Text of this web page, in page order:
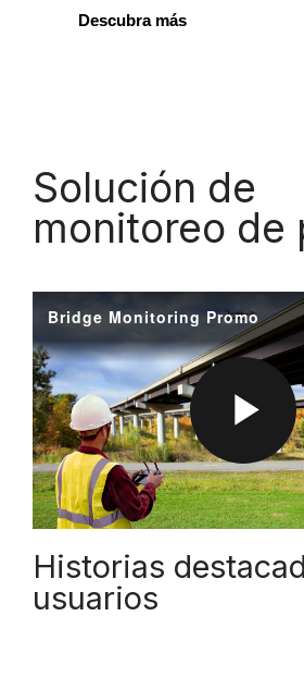
Descubra más
Solución de
monitoreo de
Bridge Monitoring Promo
P
L
Historias
usuarios